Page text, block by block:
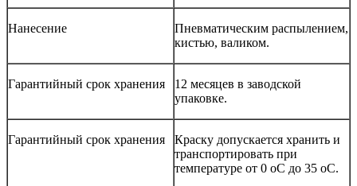
Нанесение
Пневматическим распылением,
кистью, валиком.
Гарантийный срок хранения
12 месяцев в заводской
упаковке.
Гарантийный срок хранения
Краску допускается хранить и
транспортировать при
температуре от 0 оС до 35 оС.